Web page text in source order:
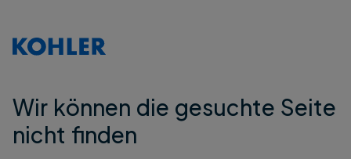
Wir können die gesuchte Seite
nicht finden